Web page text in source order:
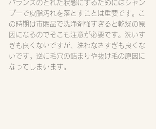
バランスのとれた状態にするためにはシャン
プーで皮脂汚れを落とすことは重要です。こ
の時期は市販品で洗浄剤強すぎると乾燥の原
因になるのでそこも注意が必要です。洗いす
ぎも良くないですが、洗わなさすぎも良くな
いです。逆に毛穴の詰まりや抜け毛の原因に
なってしまいます。